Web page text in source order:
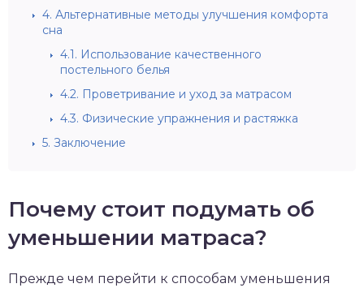
4. Альтернативные методы улучшения комфорта
сна
4.1. Использование качественного
постельного белья
4.2. Проветривание и уход за матрасом
4.3. Физические упражнения и растяжка
5. Заключение
Почему стоит подумать об
уменьшении матраса?
Прежде чем перейти к способам уменьшения